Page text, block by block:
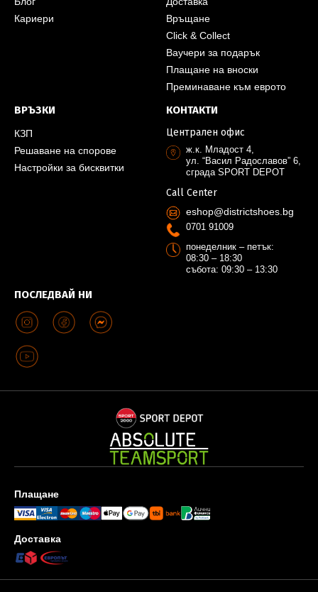
Кариери
Връщане
Click & Collect
Ваучери за подарък
Плащане на вноски
Преминаване към еврото
ВРЪЗКИ
КЗП
Решаване на спорове
Настройки за бисквитки
ПОСЛЕДВАЙ НИ
КОНТАКТИ
Централен офис
ж.к. Младост 4,
ул. “Васил Радославов” 6,
сграда SPORT DEPOT
Call Center
eshop@districtshoes.bg
0701 91009
понеделник – петък:
08:30 – 18:30
събота: 09:30 – 13:30
Плащане
Доставка